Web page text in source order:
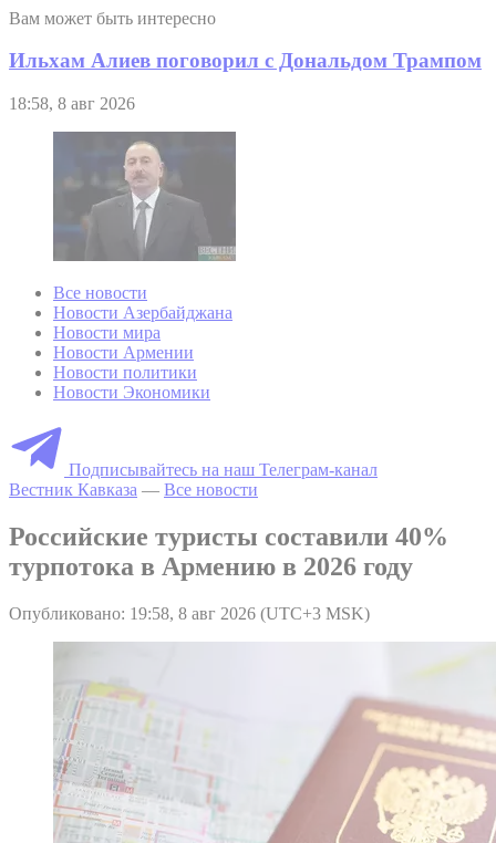
Вам может быть интересно
Ильхам Алиев поговорил с Дональдом Трампом
18:58, 8 авг 2026
Все новости
Новости Азербайджана
Новости мира
Новости Армении
Новости политики
Новости Экономики
Подписывайтесь на наш Телеграм-канал
Вестник Кавказа — Все новости
Российские туристы составили 40%
турпотока в Армению в 2026 году
Опубликовано: 19:58, 8 авг 2026 (UTC+3 MSK)